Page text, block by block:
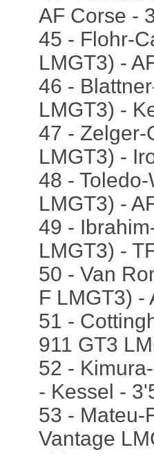
AF Corse -
45 - Flohr-
LMGT3) -
46 -
LMGT3) -
47 - Zelger-
LMGT3) -
48 -
LMGT3) -
49 -
LMGT3) -
50 - Van
F LMGT3) -
51 -
911 GT3
52 -
- Kessel -
53 - Mateu-
Vantage